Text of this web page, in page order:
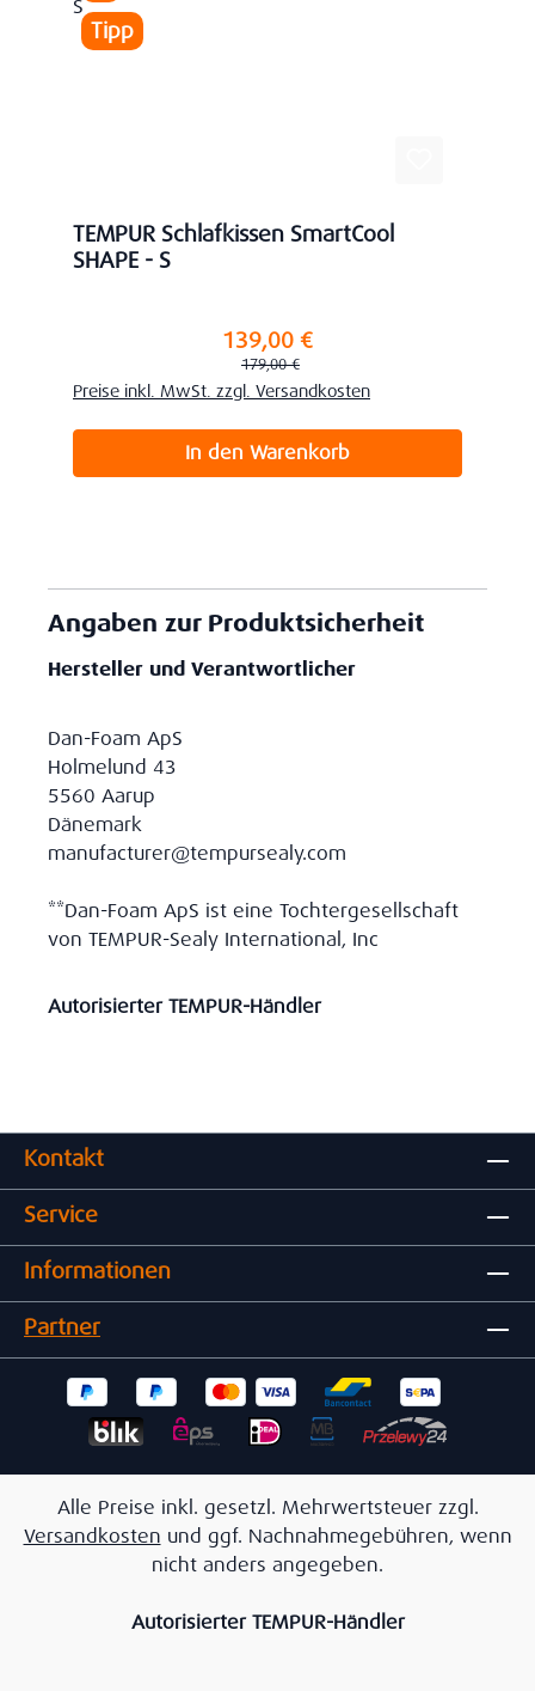
Tipp
TEMPUR Schlafkissen SmartCool
SHAPE - S
139,00 €
Regulärer Preis:
179,00 €
Preise inkl. MwSt. zzgl. Versandkosten
In den Warenkorb
Angaben zur Produktsicherheit
Hersteller und Verantwortlicher
Dan-Foam ApS
Holmelund 43
5560 Aarup
Dänemark
manufacturer@tempursealy.com
**Dan-Foam ApS ist eine Tochtergesellschaft
von TEMPUR-Sealy International, Inc
Autorisierter TEMPUR-Händler
Kontakt
Service
Informationen
Partner
Alle Preise inkl. gesetzl. Mehrwertsteuer zzgl.
Versandkosten und ggf. Nachnahmegebühren, wenn
nicht anders angegeben.
Autorisierter TEMPUR-Händler